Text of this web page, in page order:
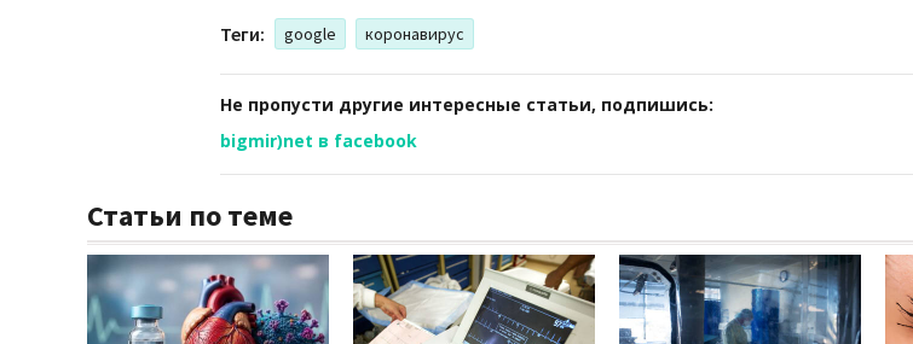
Теги: google коронавирус
Не пропусти другие интересные статьи, подпишись:
bigmir)net в facebook
Статьи по теме